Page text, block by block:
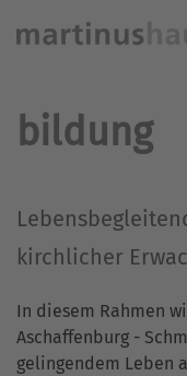
bildung
kirchlicher
In diesem Rahmen
Aschaffenburg -
gelingendem Leben